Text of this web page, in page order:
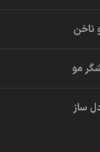
ناخن
مو
ساز